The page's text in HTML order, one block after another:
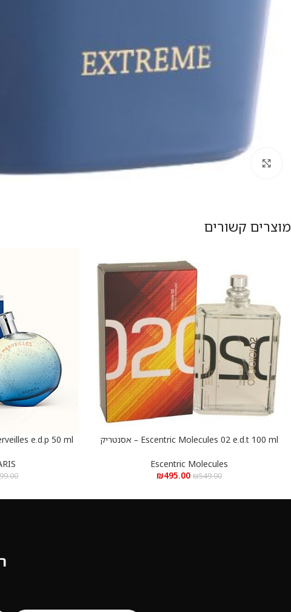
להגדלת התמונה
מוצרים קשורים
הוספה לסל
Escentric Molecules 02 e.d.t 100 ml – אסנטריק
Escentric Molecules
₪549.00
₪495.00
הוספה לסל